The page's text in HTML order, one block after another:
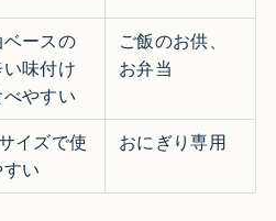
ースの
味付け
べやすい
ご飯のお供、
お弁当
イズで使
い
おにぎり専用